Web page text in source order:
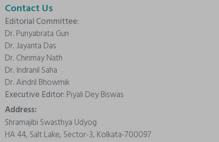
Contact Us
Editorial Committee:
Dr. Punyabrata Gun
Dr. Jayanta Das
Dr. Chinmay Nath
Dr. Indranil Saha
Dr. Aindril Bhowmik
Executive Editor: Piyali Dey Biswas
Address:
Shramajibi Swasthya Udyog
HA 44, Salt Lake, Sector-3, Kolkata-700097